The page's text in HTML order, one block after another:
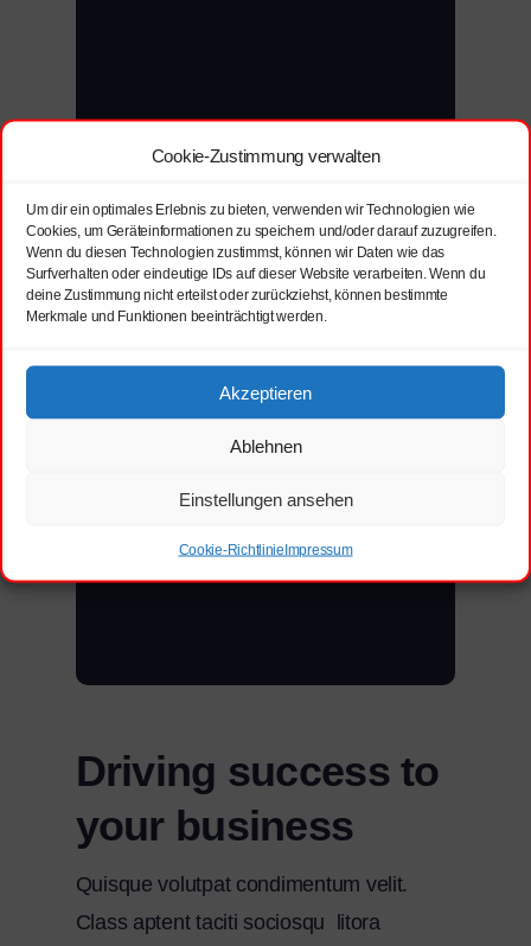
Cookie-Zustimmung verwalten
Um dir ein optimales Erlebnis zu bieten, verwenden wir Technologien wie
Cookies, um Geräteinformationen zu speichern und/oder darauf zuzugreifen.
Wenn du diesen Technologien zustimmst, können wir Daten wie das
Surfverhalten oder eindeutige IDs auf dieser Website verarbeiten. Wenn du
deine Zustimmung nicht erteilst oder zurückziehst, können bestimmte
Merkmale und Funktionen beeinträchtigt werden.
Akzeptieren
Ablehnen
Einstellungen ansehen
Cookie-RichtlinieImpressum
Driving success to
your business
Quisque volutpat condimentum velit.
Class aptent taciti sociosqu litora